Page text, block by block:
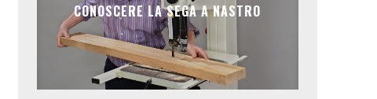
CONOSCERE LA SEGA A NASTRO